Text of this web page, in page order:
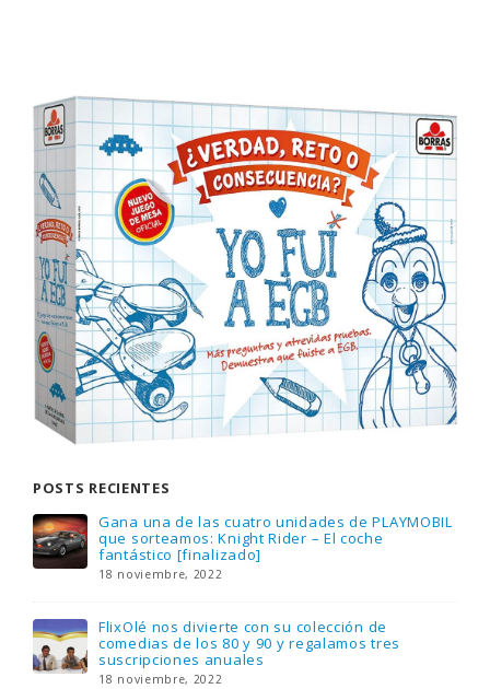
POSTS RECIENTES
Gana una de las cuatro unidades de PLAYMOBIL
que sorteamos: Knight Rider – El coche
fantástico [finalizado]
18 noviembre, 2022
FlixOlé nos divierte con su colección de
comedias de los 80 y 90 y regalamos tres
suscripciones anuales
18 noviembre, 2022